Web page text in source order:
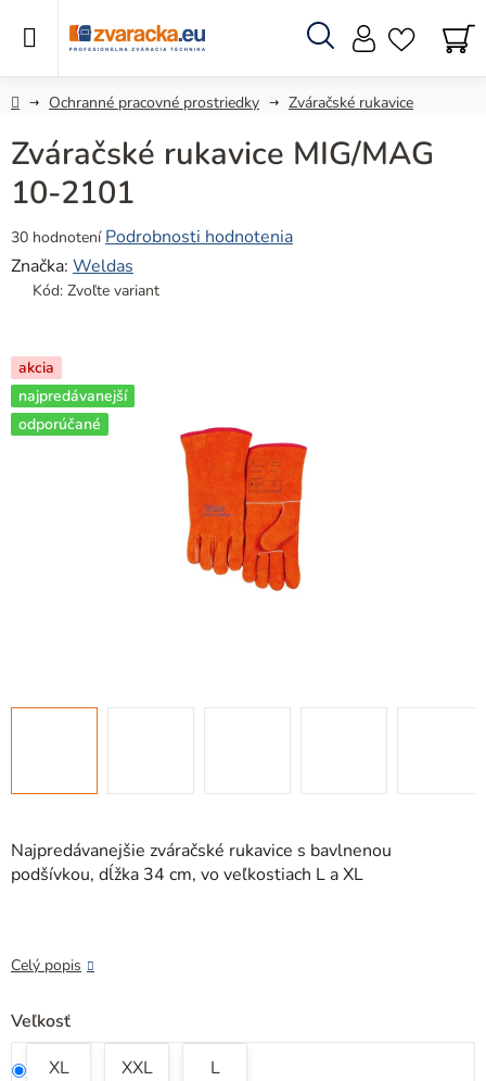
Hľadať
DomovOchranné pracovné prostriedky Zváračské rukavice
Najpredávanejšie zváračské rukavice s bavlnenou
podšívkou, dĺžka 34 cm, vo veľkostiach L a XL
Celý popis
Veľkosť
XL
XXL L
Zváračské rukavice MIG/MAG
10-2101
Priemerné
hodnotenie
produktu
z
5
hviezdičiek.
30 hodnotení Podrobnosti hodnotenia
Značka: Weldas
Kód: Zvoľte variant
akcia
najpredávanejší
odporúčané